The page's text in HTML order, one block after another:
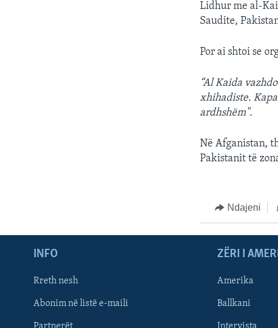
Lidhur me al-
Saudite,
Por ai shtoi se
“Al Kaida
xhihadiste.
ardhshëm".
Në Afganistan,
Pakistanit të
Ndajeni
INFO
Rreth nesh
Abonim në listë e-maili
ZËRI I
Amerika
Ballkani